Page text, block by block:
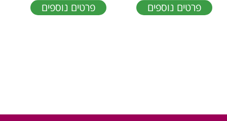
פרטים נוספים פרטים נוספים